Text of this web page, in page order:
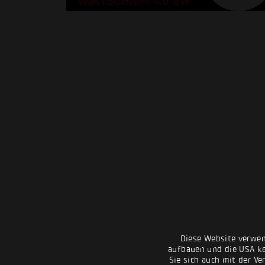
Diese Website
aufbauen und die USA
Sie sich auch mit der